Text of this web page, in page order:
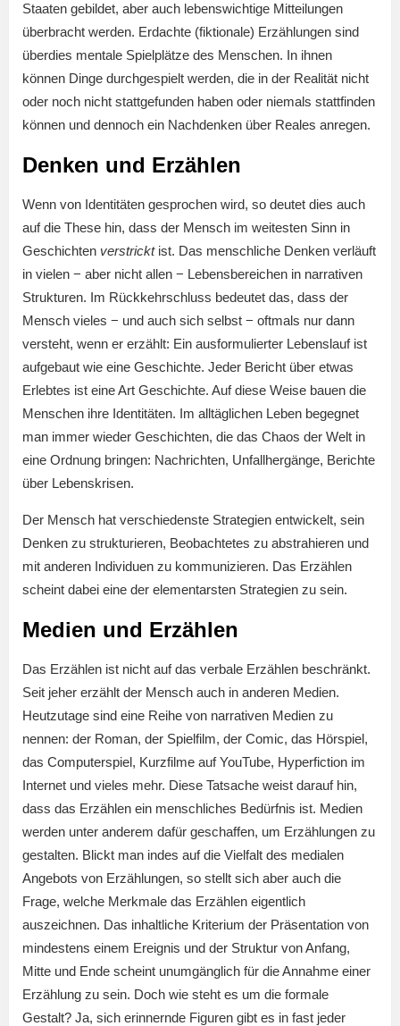
Staaten gebildet, aber auch lebenswichtige Mitteilungen
überbracht werden. Erdachte (fiktionale) Erzählungen sind
überdies mentale Spielplätze des Menschen. In ihnen
können Dinge durchgespielt werden, die in der Realität nicht
oder noch nicht stattgefunden haben oder niemals stattfinden
können und dennoch ein Nachdenken über Reales anregen.
Denken und Erzählen
Wenn von Identitäten gesprochen wird, so deutet dies auch
auf die These hin, dass der Mensch im weitesten Sinn in
Geschichten verstrickt ist. Das menschliche Denken verläuft
in vielen − aber nicht allen − Lebensbereichen in narrativen
Strukturen. Im Rückkehrschluss bedeutet das, dass der
Mensch vieles − und auch sich selbst − oftmals nur dann
versteht, wenn er erzählt: Ein ausformulierter Lebenslauf ist
aufgebaut wie eine Geschichte. Jeder Bericht über etwas
Erlebtes ist eine Art Geschichte. Auf diese Weise bauen die
Menschen ihre Identitäten. Im alltäglichen Leben begegnet
man immer wieder Geschichten, die das Chaos der Welt in
eine Ordnung bringen: Nachrichten, Unfallhergänge, Berichte
über Lebenskrisen.
Der Mensch hat verschiedenste Strategien entwickelt, sein
Denken zu strukturieren, Beobachtetes zu abstrahieren und
mit anderen Individuen zu kommunizieren. Das Erzählen
scheint dabei eine der elementarsten Strategien zu sein.
Medien und Erzählen
Das Erzählen ist nicht auf das verbale Erzählen beschränkt.
Seit jeher erzählt der Mensch auch in anderen Medien.
Heutzutage sind eine Reihe von narrativen Medien zu
nennen: der Roman, der Spielfilm, der Comic, das Hörspiel,
das Computerspiel, Kurzfilme auf YouTube, Hyperfiction im
Internet und vieles mehr. Diese Tatsache weist darauf hin,
dass das Erzählen ein menschliches Bedürfnis ist. Medien
werden unter anderem dafür geschaffen, um Erzählungen zu
gestalten. Blickt man indes auf die Vielfalt des medialen
Angebots von Erzählungen, so stellt sich aber auch die
Frage, welche Merkmale das Erzählen eigentlich
auszeichnen. Das inhaltliche Kriterium der Präsentation von
mindestens einem Ereignis und der Struktur von Anfang,
Mitte und Ende scheint unumgänglich für die Annahme einer
Erzählung zu sein. Doch wie steht es um die formale
Gestalt? Ja, sich erinnernde Figuren gibt es in fast jeder